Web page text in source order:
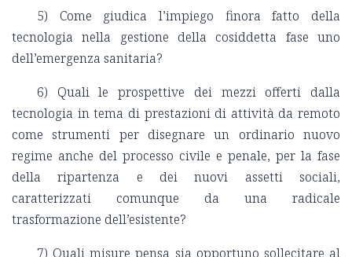
5) Come giudica l’impiego finora fatto della
tecnologia nella gestione della cosiddetta fase uno
dell’emergenza sanitaria?
6) Quali le prospettive dei mezzi offerti dalla
tecnologia in tema di prestazioni di attività da remoto
come strumenti per disegnare un ordinario nuovo
regime anche del processo civile e penale, per la fase
della ripartenza e dei nuovi assetti sociali,
caratterizzati comunque da una radicale
trasformazione dell’esistente?
7) Quali misure pensa sia opportuno sollecitare al